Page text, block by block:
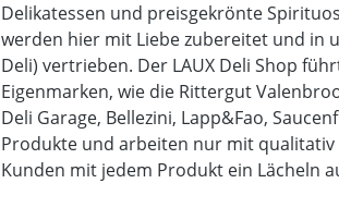
Delikatessen und preisgekrönte
werden hier mit Liebe zubereitet und in
Deli) vertrieben. Der LAUX Deli Shop
Eigenmarken, wie die Rittergut
Deli Garage, Bellezini, Lapp&Fao,
Produkte und arbeiten nur mit
Kunden mit jedem Produkt ein Lächeln